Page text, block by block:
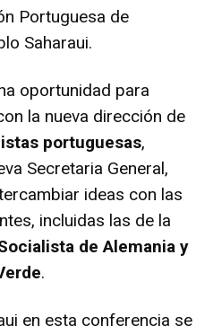
Portuguesa de
Saharaui.
oportunidad para
la nueva dirección de
portuguesas,
Secretaria General,
ideas con las
incluidas las de la
de Alemania y
.
en esta conferencia se